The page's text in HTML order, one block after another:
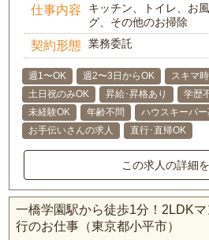
仕事内容
キッチン、トイレ、お
グ、その他のお掃除
契約形態 業務委託
週1〜OK 週2〜3日からOK
スキマ
土日祝のみOK
昇給･昇格あり 学歴
未経験OK
年齢不問
ハウスキーパ
お手伝いさんの求人
直行･直帰OK
この求人の詳細
一橋学園駅から徒歩1分！2LDK
行のお仕事（東京都小平市）